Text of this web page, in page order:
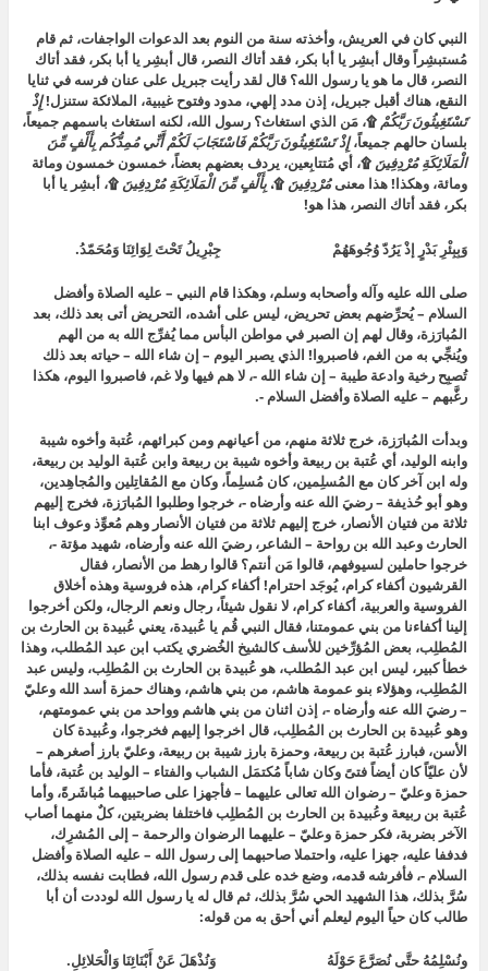
النبي كان في العريش، وأخذته سنة من النوم بعد الدعوات الواجفات، ثم قام
مُستبشِراً وقال أبشِر يا أبا بكر، فقد أتاك النصر، قال أبشِر يا أبا بكر، فقد أتاك
النصر، قال ما هو يا رسول الله؟ قال لقد رأيت جبريل على عنان فرسه في ثنايا
النقع، هناك أقبل جبريل، إذن مدد إلهي، مدود وفتوح غيبية، الملائكة ستنزل!إِذْ
تَسْتَغِيثُونَ رَبَّكُمْ ۩، مَن الذي استغاث؟ رسول الله، لكنه استغاث باسمهم جميعاً،
بلسان حالهم جميعاً،إِذْ تَسْتَغِيثُونَ رَبَّكُمْ فَاسْتَجَابَ لَكُمْ أَنِّي مُمِدُّكُم بِأَلْفٍ مِّنَ
الْمَلَائِكَةِ مُرْدِفِينَ ۩، أي مُتتابِعين، يردف بعضهم بعضاً، خمسون خمسون ومائة
ومائة، وهكذا! هذا معنىمُرْدِفِينَ ۩، بِأَلْفٍ مِّنَ الْمَلَائِكَةِ مُرْدِفِينَ ۩، أبشِر يا أبا
بكر، فقد أتاك النصر، هذا هو!
وَبِبِئْرِ بَدْرٍ إذْ يَرُدّ وُجُوهَهُمْ جِبْرِيلُ تَحْتَ لِوَائِنَا وَمُحَمّدُ.
صلى الله عليه وآله وأصحابه وسلم، وهكذا قام النبي – عليه الصلاة وأفضل
السلام – يُحرِّضهم بعض تحريض، ليس على أشده، التحريض أتى بعد ذلك، بعد
المُبارَزة، وقال لهم إن الصبر في مواطن البأس مما يُفرِّج الله به من الهم
ويُنجِّي به من الغم، فاصبروا! الذي يصبر اليوم – إن شاء الله – حياته بعد ذلك
تُصبِح رخية وادعة طيبة – إن شاء الله -، لا هم فيها ولا غم، فاصبروا اليوم، هكذا
رغَّبهم – عليه الصلاة وأفضل السلام -.
وبدأت المُبارَزة، خرج ثلاثة منهم، من أعيانهم ومن كبرائهم، عُتبة وأخوه شيبة
وابنه الوليد، أي عُتبة بن ربيعة وأخوه شيبة بن ربيعة وابن عُتبة الوليد بن ربيعة،
وله ابن آخر كان مع المُسلِمين، كان مُسلِماً، وكان مع المُقاتِلين والمُجاهِدين،
وهو أبو حُذيفة – رضيَ الله عنه وأرضاه -، خرجوا وطلبوا المُبارَزة، فخرج إليهم
ثلاثة من فتيان الأنصار، خرج إليهم ثلاثة من فتيان الأنصار وهم مُعوِّذ وعوف ابنا
الحارث وعبد الله بن رواحة – الشاعر، رضيَ الله عنه وأرضاه، شهيد مؤتة -،
خرجوا حاملين لسيوفهم، قالوا مَن أنتم؟ قالوا رهط من الأنصار، فقال
القرشيون أكفاء كرام، يُوجَد احترام! أكفاء كرام، هذه فروسية وهذه أخلاق
الفروسية والعربية، أكفاء كرام، لا نقول شيئاً، رجال ونعم الرجال، ولكن أخرجوا
إلينا أكفاءنا من بني عمومتنا، فقال النبي قُم يا عُبيدة، يعني عُبيدة بن الحارث بن
المُطلِب، بعض المُؤرِّخين للأسف كالشيخ الخُضري يكتب ابن عبد المُطلب، وهذا
خطأ كبير، ليس ابن عبد المُطلب، هو عُبيدة بن الحارث بن المُطلِب، وليس عبد
المُطلِب، وهؤلاء بنو عمومة هاشم، من بني هاشم، وهناك حمزة أسد الله وعليّ
– رضيَ الله عنه وأرضاه -، إذن اثنان من بني هاشم وواحد من بني عمومتهم،
وهو عُبيدة بن الحارث بن المُطلِب، قال اخرجوا إليهم فخرجوا، وعُبيدة كان
الأسن، فبارز عُتبة بن ربيعة، وحمزة بارز شيبة بن ربيعة، وعليّ بارز أصغرهم –
لأن عليّاً كان أيضاً فتىً وكان شاباً مُكتمَل الشباب والفتاء – الوليد بن عُتبة، فأما
حمزة وعليّ – رضوان الله تعالى عليهما – فأجهزا على صاحبيهما مُباشَرةً، وأما
عُتبة بن ربيعة وعُبيدة بن الحارث بن المُطلِب فاختلفا بضربتين، كلٌ منهما أصاب
الآخر بضربة، فكر حمزة وعليّ – عليهما الرضوان والرحمة – إلى المُشرِك،
فدففا عليه، جهزا عليه، واحتملا صاحبهما إلى رسول الله – عليه الصلاة وأفضل
السلام -، فأفرشه قدمه، وضع خده على قدم رسول الله، فطابت نفسه بذلك،
سُرَّ بذلك، هذا الشهيد الحي سُرَّ بذلك، ثم قال له يا رسول الله لوددت أن أبا
طالب كان حياً اليوم ليعلم أني أحق به من قوله:
ونُسْلِمُهُ حتَّى نُصَرَّعَ حَوْلَهُ وَنُذْهَلَ عَنْ أَبْنَائِنَا وَالْحَلائِلِ.